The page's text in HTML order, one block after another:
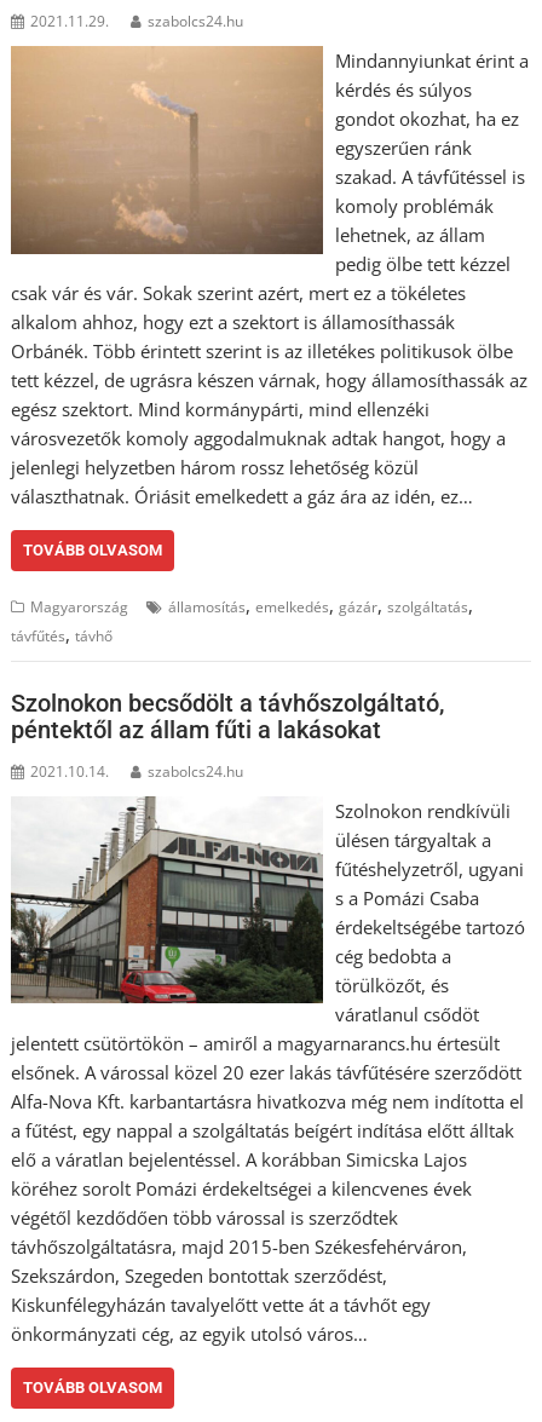
2021.11.29. szabolcs24.hu
Mindannyiunkat érint a
kérdés és súlyos
gondot okozhat, ha ez
egyszerűen ránk
szakad. A távfűtéssel is
komoly problémák
lehetnek, az állam
pedig ölbe tett kézzel
csak vár és vár. Sokak szerint azért, mert ez a tökéletes
alkalom ahhoz, hogy ezt a szektort is államosíthassák
Orbánék. Több érintett szerint is az illetékes politikusok ölbe
tett kézzel, de ugrásra készen várnak, hogy államosíthassák az
egész szektort. Mind kormánypárti, mind ellenzéki
városvezetők komoly aggodalmuknak adtak hangot, hogy a
jelenlegi helyzetben három rossz lehetőség közül
választhatnak. Óriásit emelkedett a gáz ára az idén, ez…
TOVÁBB OLVASOM
Magyarország államosítás,emelkedés,gázár,szolgáltatás,
távfűtés,távhő
Szolnokon becsődölt a távhőszolgáltató,
péntektől az állam fűti a lakásokat
2021.10.14. szabolcs24.hu
Szolnokon rendkívüli
ülésen tárgyaltak a
fűtéshelyzetről, ugyani
s a Pomázi Csaba
érdekeltségébe tartozó
cég bedobta a
törülközőt, és
váratlanul csődöt
jelentett csütörtökön – amiről a magyarnarancs.hu értesült
elsőnek. A várossal közel 20 ezer lakás távfűtésére szerződött
Alfa-Nova Kft. karbantartásra hivatkozva még nem indította el
a fűtést, egy nappal a szolgáltatás beígért indítása előtt álltak
elő a váratlan bejelentéssel. A korábban Simicska Lajos
köréhez sorolt Pomázi érdekeltségei a kilencvenes évek
végétől kezdődően több várossal is szerződtek
távhőszolgáltatásra, majd 2015-ben Székesfehérváron,
Szekszárdon, Szegeden bontottak szerződést,
Kiskunfélegyházán tavalyelőtt vette át a távhőt egy
önkormányzati cég, az egyik utolsó város…
TOVÁBB OLVASOM